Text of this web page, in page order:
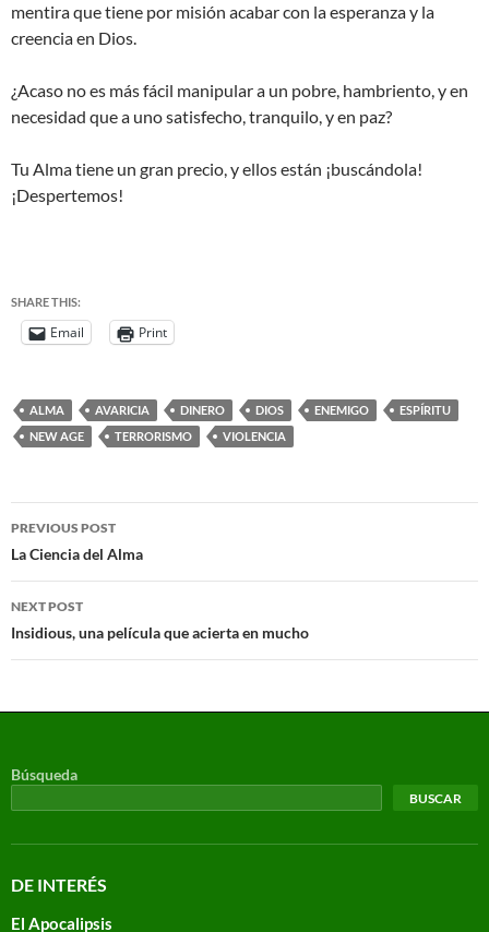
mentira que tiene por misión acabar con la esperanza y la
creencia en Dios.
¿Acaso no es más fácil manipular a un pobre, hambriento, y en
necesidad que a uno satisfecho, tranquilo, y en paz?
Tu Alma tiene un gran precio, y ellos están ¡buscándola!
¡Despertemos!
SHARE THIS:
Email Print
ALMA AVARICIA DINERO DIOS ENEMIGO
ESPÍRITU
NEW AGE
TERRORISMO VIOLENCIA
PREVIOUS POST
La Ciencia del Alma
NEXT POST
Insidious, una película que acierta en mucho
Búsqueda
BUSCAR
DE INTERÉS
El Apocalipsis